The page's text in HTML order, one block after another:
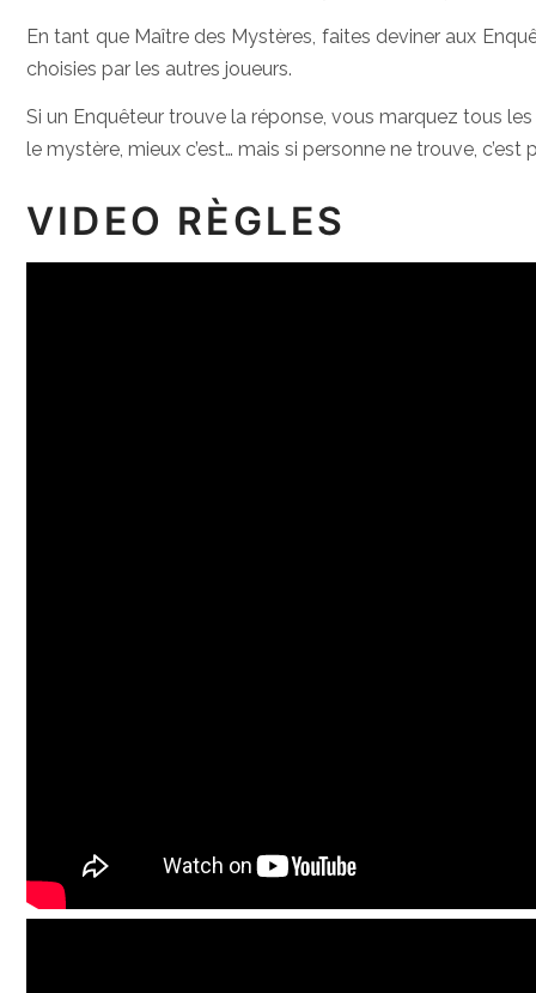
En tant que Maître des Mystères, faites deviner aux
choisies par les autres joueurs.
Si un Enquêteur trouve la réponse, vous marquez tous
le mystère, mieux c’est… mais si personne ne trouve, c’est
VIDEO RÈGLES